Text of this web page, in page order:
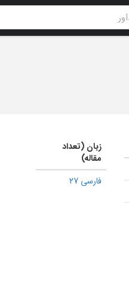
زبان (تعداد
مقاله)
فارسی 27